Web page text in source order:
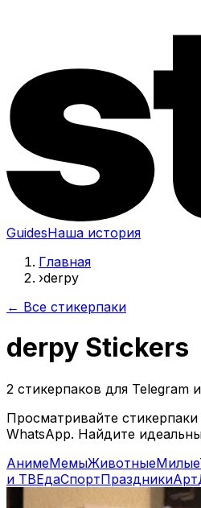
GuidesНаша история
Главная
›derpy
← Все стикерпаки
derpy Stickers
2 стикерпаков для Telegram
Просматривайте
WhatsApp. Найдите
АнимеМемыЖивотныеМилые
и ТВЕдаСпортПраздникиАрт